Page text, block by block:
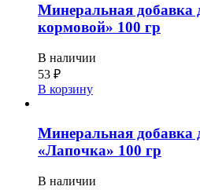
Минеральная добавка
кормовой» 100 гр
В наличии
53 ₽
В корзину
Минеральная добавка
«Лапочка» 100 гр
В наличии